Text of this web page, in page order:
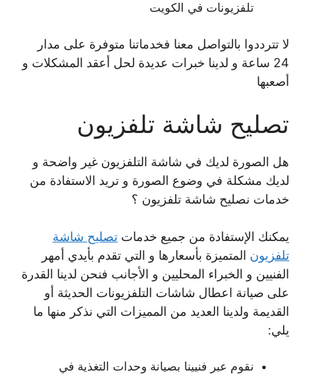
تلفزيونات في الكويت
لا تترددوا بالتواصل معنا فخدماتنا متوفرة على مدار
24 ساعة و لدينا خبرات عديدة لحل أعقد المشكلات و
أصعبها
تصليح شاشة تلفزيون
هل الصورة لديك في شاشة التلفزيون غير واضحة و
لديك مشكلة في وضوع الصورة و تريد الاستفادة من
خدمات نصليح شاشة تلفزيون ؟
يمكنك الإستفادة من جميع خدمات تصليح شاشة
تلفزيون المتميزة بأسعارها و التي تقدم بأيدي أمهر
الفنيين و الخبراء المحليين و الأجانب فنحن لدينا القدرة
على صيانة اعطال شاشات التلفزيونات الحديثة أو
القديمة ولدينا العديد من المميزات التي نذكر منها ما
يلي:
نقوم عبر فنيينا بصيانة وحدات التغذية في